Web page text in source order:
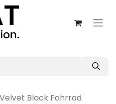
Black Fahrrad